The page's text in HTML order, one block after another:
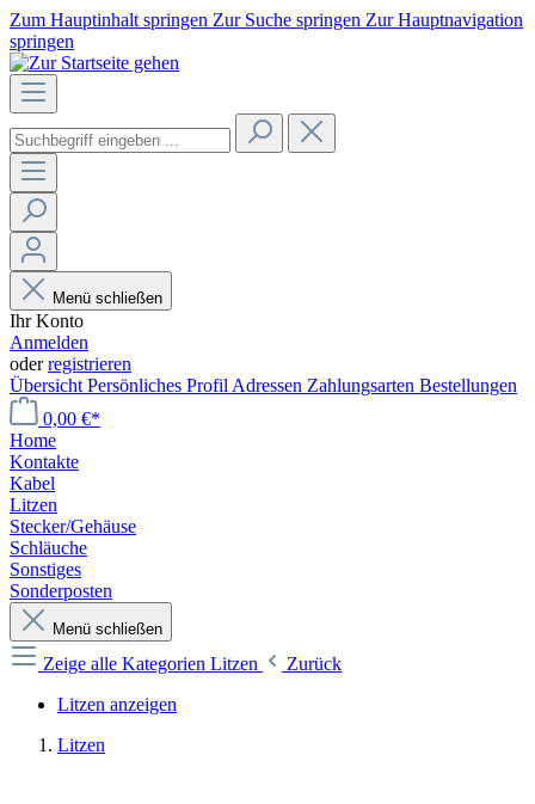
Zum Hauptinhalt springen Zur Suche springen Zur Hauptnavigation
springen
Menü schließen
Ihr Konto
Anmelden
oderregistrieren
Übersicht Persönliches Profil Adressen Zahlungsarten Bestellungen
0,00 €*
Home
Kontakte
Kabel
Litzen
Stecker/Gehäuse
Schläuche
Sonstiges
Sonderposten
Menü schließen
Zeige alle Kategorien Litzen
Zurück
Litzen anzeigen
Litzen